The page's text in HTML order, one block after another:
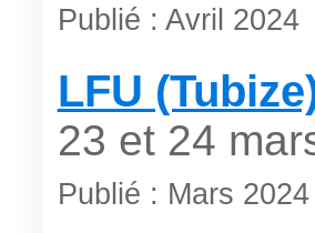
Publié : Avril 2024
LFU
23 et 24
Publié : Mars 2024